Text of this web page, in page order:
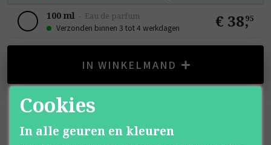
100 ml - Eau de parfum
Verzonden binnen 3 tot 4 werkdagen € 38,
95
IN WINKELMAND
Cookies
In alle geuren en kleuren